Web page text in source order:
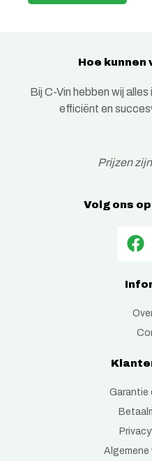
Hoe kunnen
Bij C-Vin hebben wij
efficiënt en
Prijzen
Volg ons
Garantie
Algemene